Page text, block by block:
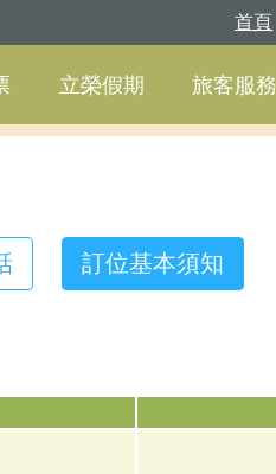
首頁
立榮假期 旅客服務
訂位基本須知